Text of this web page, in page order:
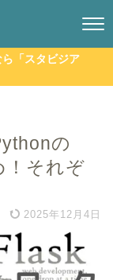
「スタビジア
の
！それぞ
2025年12月4日